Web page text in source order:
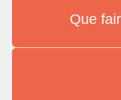
Que